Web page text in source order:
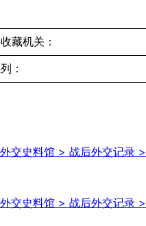
藏机关：
：
交史料馆 > 战后外交记录
交史料馆 > 战后外交记录